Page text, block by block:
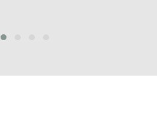
prev